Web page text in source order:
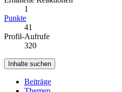
1
Punkte
41
Profil-Aufrufe
320
Inhalte suchen
Beiträge